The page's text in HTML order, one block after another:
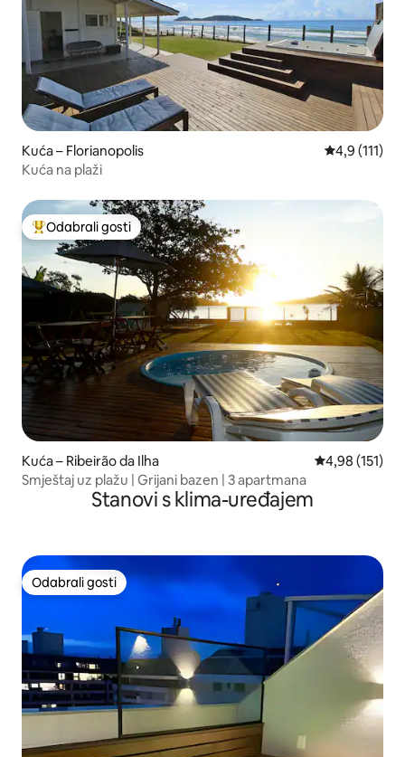
Kuća – Florianopolis Prosječna
4,9 (111)
Kuća na plaži
Među najviše rangiranima s oznakom „Odabrali gosti”
Odabrali gosti
Kuća – Ribeirão da Ilha Prosječna
4,98 (151)
Smještaj uz plažu | Grijani bazen | 3 apartmana
Stanovi s klima-uređajem
Odabrali gosti
Odabrali gosti